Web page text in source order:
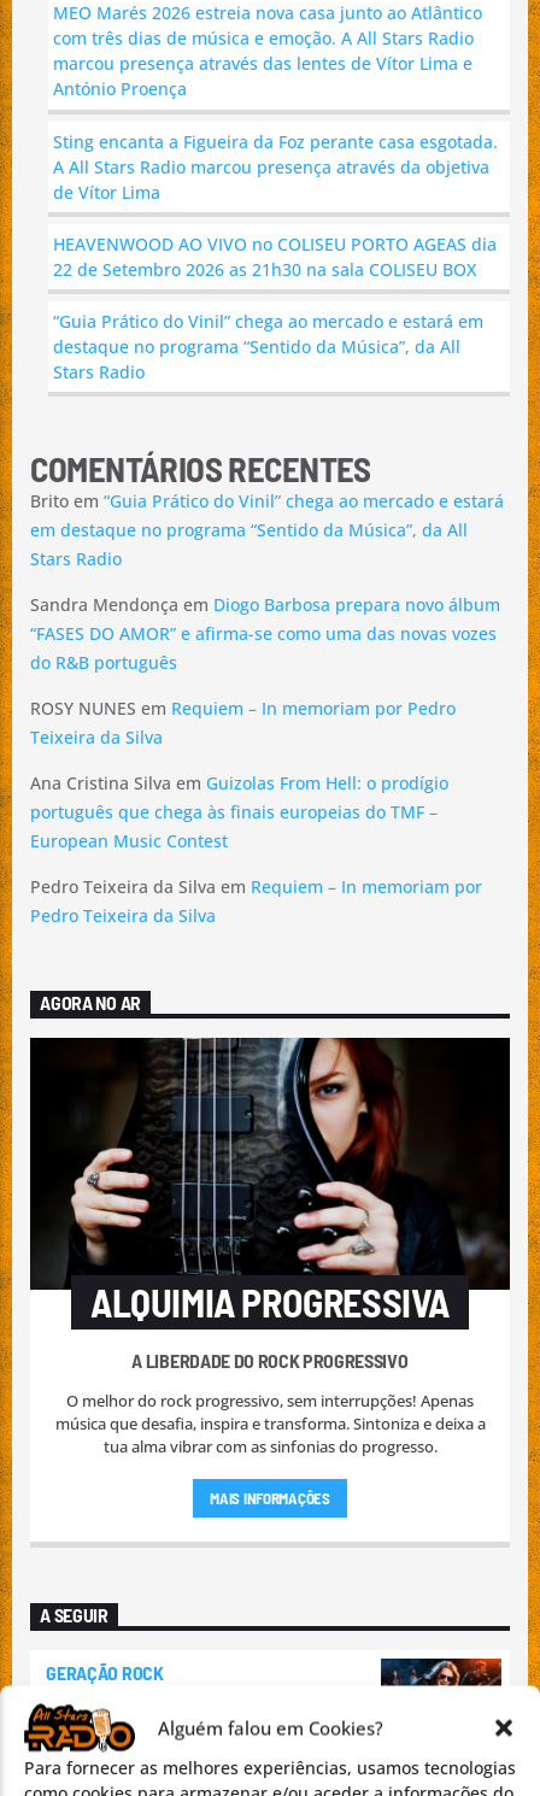
Alguém falou em Cookies?
Para fornecer as melhores experiências, usamos tecnologias
MEO Marés 2026 estreia nova casa junto ao Atlântico
com três dias de música e emoção. A All Stars Radio
marcou presença através das lentes de Vítor Lima e
António Proença
Sting encanta a Figueira da Foz perante casa esgotada.
A All Stars Radio marcou presença através da objetiva
de Vítor Lima
HEAVENWOOD AO VIVO no COLISEU PORTO AGEAS dia
22 de Setembro 2026 as 21h30 na sala COLISEU BOX
“Guia Prático do Vinil” chega ao mercado e estará em
destaque no programa “Sentido da Música”, da All
Stars Radio
COMENTÁRIOS RECENTES
Brito em“Guia Prático do Vinil” chega ao mercado e estará
em destaque no programa “Sentido da Música”, da All
Stars Radio
Sandra Mendonça em Diogo Barbosa prepara novo álbum
“FASES DO AMOR” e afirma-se como uma das novas vozes
do R&B português
ROSY NUNES em Requiem – In memoriam por Pedro
Teixeira da Silva
Ana Cristina Silva em Guizolas From Hell: o prodígio
português que chega às finais europeias do TMF –
European Music Contest
Pedro Teixeira da Silva em Requiem – In memoriam por
Pedro Teixeira da Silva
AGORA NO AR
ALQUIMIA PROGRESSIVA
A LIBERDADE DO ROCK PROGRESSIVO
O melhor do rock progressivo, sem interrupções! Apenas
música que desafia, inspira e transforma. Sintoniza e deixa a
tua alma vibrar com as sinfonias do progresso.
MAIS INFORMAÇÕES
A SEGUIR
GERAÇÃO ROCK
THE BEST OF IRISH INDIE
09:30